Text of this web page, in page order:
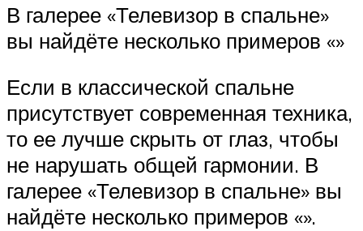
В галерее «Телевизор в спальне»
вы найдёте несколько примеров «»
Если в классической спальне
присутствует современная техника,
то ее лучше скрыть от глаз, чтобы
не нарушать общей гармонии. В
галерее «Телевизор в спальне» вы
найдёте несколько примеров «».